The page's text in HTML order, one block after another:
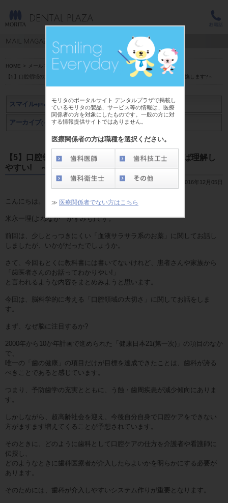
モリタのポータルサイト デンタルプラザで掲載し
ているモリタの製品、サービス等の情報は、医療
関係者の方を対象にしたものです。一般の方に対
する情報提供サイトではありません。
医療関係者の方は職種を選択ください。
≫ 医療関係者でない方はこちら
HOME > メールマガジン スマイル+(Plus) 米永 一理 先生>
【5】口腔領域の大切さ:脳科学的にイメージすれば理解しやすい! ～オムツ交換します?～
スマイル+(Plus)
アーカイブ(～2019年3月) アーカイブ
【5】口腔領域の大切さ:脳科学的にイメージすれば理解し
やすい! ～オムツ交換します?～
2016年12月05日
こんにちは。
米永一理(よねなが かずみち)です。
前回は、少しとっつきにくい「血液サラサラ系のお薬」に関してお話し
しましたが、いかがだったでしょうか。
さて、今回もとくに教科書には書いてないけれど、患者さんや家族から
「歯医者さんのお話ってわかりやい!」
と言われるような内容をまとめみようと思います。
今回は、脳科学的に考える「口腔領域の大切さ」に関してお話をしま
す。
まず、なぜ脳に注目するか?
2000年から10か年計画で進められた「健康日本21(第一次)」の項目のなか
で、
唯一の「歯の健康」の項目だけが目標を達成できたことは、歯科が誇る
べきことであると感じています。
つまり、予防歯学の充実とともに、う蝕・歯周疾患が減少傾向にありま
す。
しかしながら、超高齢社会を迎え、今後自分自身で口腔ケアをできない
方がますます増えてくることが予想されています。
そのときに、どのように歯科として口腔ケアの仕方を介護者や看護師に
伝授し、
どのようなときに歯科医療者が介入したらよいかを明らかにする必要が
あります。
そのためには、歯科が介入しやすいシステム作りが重要となります。